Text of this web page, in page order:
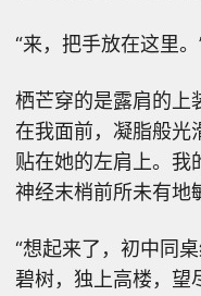
“来，把手放在这里。
栖芒穿的是露肩的上
在我面前，凝脂般光
贴在她的左肩上。我
神经末梢前所未有地
“想起来了，初中同
碧树，独上高楼，望